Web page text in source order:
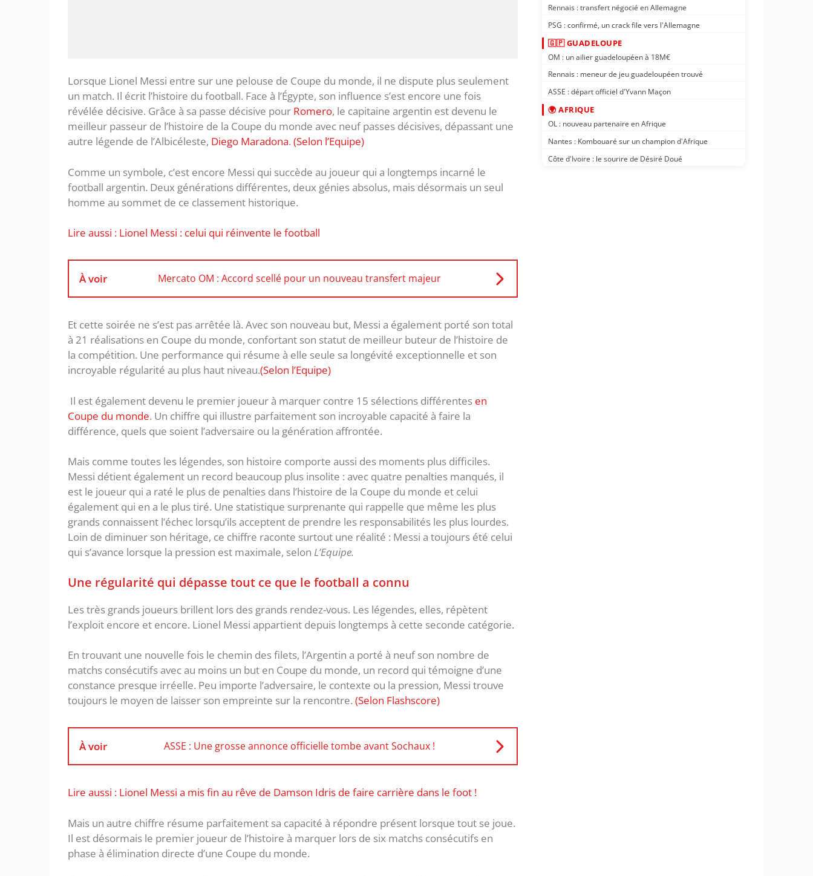
Lorsque Lionel Messi entre sur une pelouse de Coupe du monde, il ne dispute plus seulement
un match. Il écrit l’histoire du football. Face à l’Égypte, son influence s’est encore une fois
révélée décisive. Grâce à sa passe décisive pour Romero, le capitaine argentin est devenu le
meilleur passeur de l’histoire de la Coupe du monde avec neuf passes décisives, dépassant une
autre légende de l’Albicéleste, Diego Maradona. (Selon l’Equipe)
Comme un symbole, c’est encore Messi qui succède au joueur qui a longtemps incarné le
football argentin. Deux générations différentes, deux génies absolus, mais désormais un seul
homme au sommet de ce classement historique.
Lire aussi : Lionel Messi : celui qui réinvente le football
À voir Mercato OM : Accord scellé pour un nouveau transfert majeur
Et cette soirée ne s’est pas arrêtée là. Avec son nouveau but, Messi a également porté son total
à 21 réalisations en Coupe du monde, confortant son statut de meilleur buteur de l’histoire de
la compétition. Une performance qui résume à elle seule sa longévité exceptionnelle et son
incroyable régularité au plus haut niveau.(Selon l’Equipe)
Il est également devenu le premier joueur à marquer contre 15 sélections différentes en
Coupe du monde. Un chiffre qui illustre parfaitement son incroyable capacité à faire la
différence, quels que soient l’adversaire ou la génération affrontée.
Mais comme toutes les légendes, son histoire comporte aussi des moments plus difficiles.
Messi détient également un record beaucoup plus insolite : avec quatre penalties manqués, il
est le joueur qui a raté le plus de penalties dans l’histoire de la Coupe du monde et celui
également qui en a le plus tiré. Une statistique surprenante qui rappelle que même les plus
grands connaissent l’échec lorsqu’ils acceptent de prendre les responsabilités les plus lourdes.
Loin de diminuer son héritage, ce chiffre raconte surtout une réalité : Messi a toujours été celui
qui s’avance lorsque la pression est maximale, selon L’Equipe.
Une régularité qui dépasse tout ce que le football a connu
Les très grands joueurs brillent lors des grands rendez-vous. Les légendes, elles, répètent
l’exploit encore et encore. Lionel Messi appartient depuis longtemps à cette seconde catégorie.
En trouvant une nouvelle fois le chemin des filets, l’Argentin a porté à neuf son nombre de
matchs consécutifs avec au moins un but en Coupe du monde, un record qui témoigne d’une
constance presque irréelle. Peu importe l’adversaire, le contexte ou la pression, Messi trouve
toujours le moyen de laisser son empreinte sur la rencontre. (Selon Flashscore)
À voir ASSE : Une grosse annonce officielle tombe avant Sochaux !
Lire aussi : Lionel Messi a mis fin au rêve de Damson Idris de faire carrière dans le foot !
Mais un autre chiffre résume parfaitement sa capacité à répondre présent lorsque tout se joue.
Il est désormais le premier joueur de l’histoire à marquer lors de six matchs consécutifs en
phase à élimination directe d’une Coupe du monde.
Rennais : transfert négocié en Allemagne
PSG : confirmé, un crack file vers l'Allemagne
🇬🇵 GUADELOUPE
OM : un ailier guadeloupéen à 18M€
Rennais : meneur de jeu guadeloupéen trouvé
ASSE : départ officiel d'Yvann Maçon
🌍 AFRIQUE
OL : nouveau partenaire en Afrique
Nantes : Kombouaré sur un champion d'Afrique
Côte d'Ivoire : le sourire de Désiré Doué